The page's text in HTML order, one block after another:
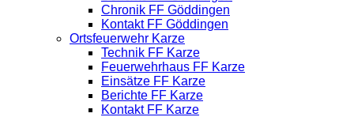
Chronik FF Göddingen
Kontakt FF Göddingen
Ortsfeuerwehr Karze
Technik FF Karze
Feuerwehrhaus FF Karze
Einsätze FF Karze
Berichte FF Karze
Kontakt FF Karze